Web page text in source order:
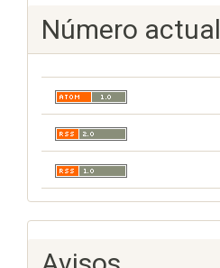
Número actual